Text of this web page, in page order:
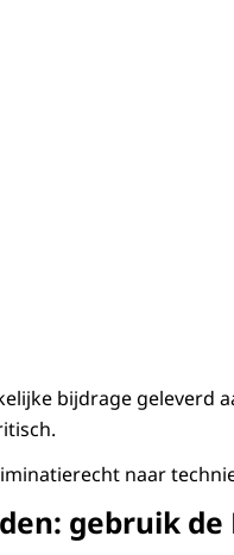
bijdrage geleverd
naar
gebruik